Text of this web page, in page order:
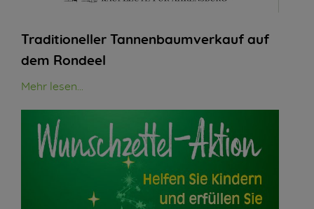
Traditioneller Tannenbaumverkauf auf
dem Rondeel
Mehr lesen...